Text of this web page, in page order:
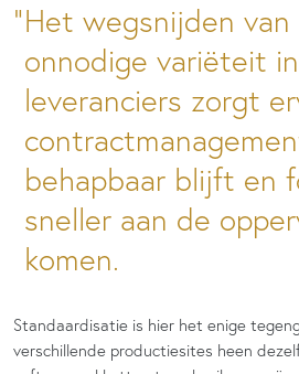
Het wegsnijden van
onnodige variëteit in
leveranciers zorgt
behapbaar blijft en
sneller aan de
komen.
Standaardisatie is hier het enige
verschillende productiesites heen